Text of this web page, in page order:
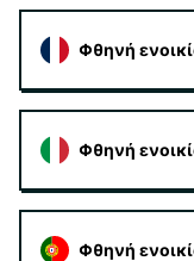
Φθηνή
Φθηνή
Φθηνή